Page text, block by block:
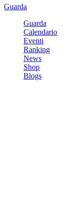
Guarda
Guarda
Calendario
Eventi
Ranking
News
Shop
Blogs